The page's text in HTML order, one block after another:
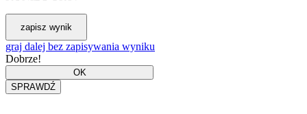
graj dalej bez zapisywania wyniku
Dobrze!